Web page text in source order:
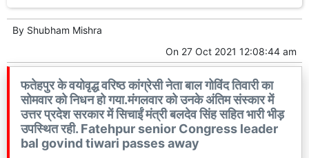
By Shubham Mishra
On 27 Oct 2021 12:08:44 am
फतेहपुर के वयोवृद्ध वरिष्ठ कांग्रेसी नेता बाल गोविंद तिवारी का
सोमवार को निधन हो गया.मंगलवार को उनके अंतिम संस्कार में
उत्तर प्रदेश सरकार में सिचाईं मंत्री बलदेव सिंह सहित भारी भीड़
उपस्थित रही. Fatehpur senior Congress leader
bal govind tiwari passes away